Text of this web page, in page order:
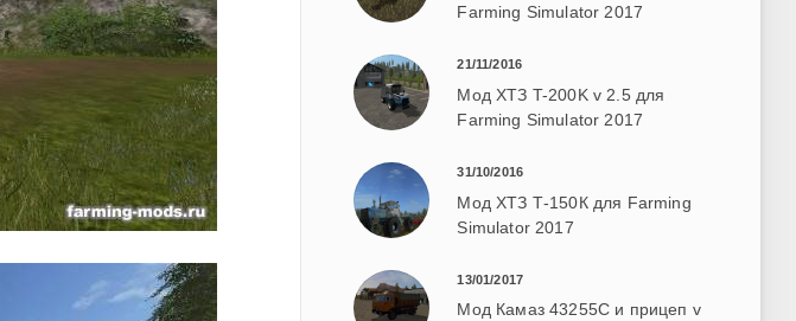
Farming Simulator 2017
21/11/2016
Мод ХТЗ T-200K v 2.5 для
Farming Simulator 2017
31/10/2016
Мод ХТЗ Т-150К для Farming
Simulator 2017
13/01/2017
Мод Камаз 43255С и прицеп v